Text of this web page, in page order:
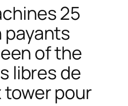
25
payants
of the
libres de
pour